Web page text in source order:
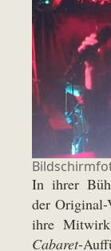
In ihrer
der Original-
ihre
Cabaret-